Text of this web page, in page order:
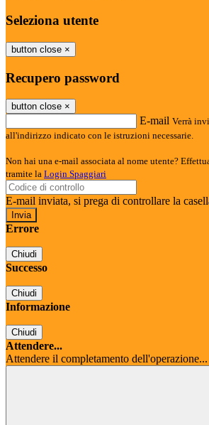
Seleziona utente
button close ×
Recupero password
button close ×
E-mail Verrà
all'indirizzo indicato con le istruzioni necessarie.
Non hai una e-mail associata al nome utente?
tramite la Login Spaggiari
E-mail inviata, si prega di controllare la
Errore
Chiudi
Successo
Chiudi
Informazione
Chiudi
Attendere...
Attendere il completamento dell'operazione...